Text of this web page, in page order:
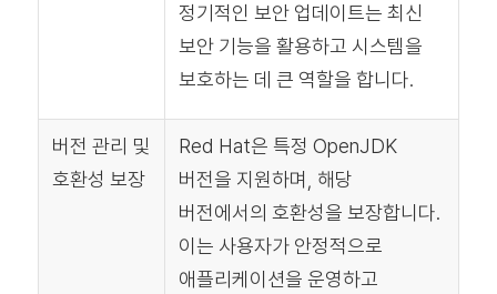
정기적인 보안 업데이트는 최신
보안 기능을 활용하고 시스템을
보호하는 데 큰 역할을 합니다.
버전 관리 및
호환성 보장
Red Hat은 특정 OpenJDK
버전을 지원하며, 해당
버전에서의 호환성을 보장합니다.
이는 사용자가 안정적으로
애플리케이션을 운영하고